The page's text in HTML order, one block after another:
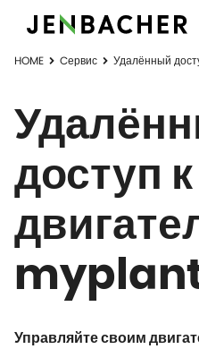
HOME Cервис Удалённый
доступ
Управляйте своим